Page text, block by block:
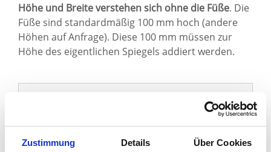
Zustimmung Details Über Cookies
Höhe und Breite verstehen sich ohne die Füße. Die
Füße sind standardmäßig 100 mm hoch (andere
Höhen auf Anfrage). Diese 100 mm müssen zur
Höhe des eigentlichen Spiegels addiert werden.
5.0